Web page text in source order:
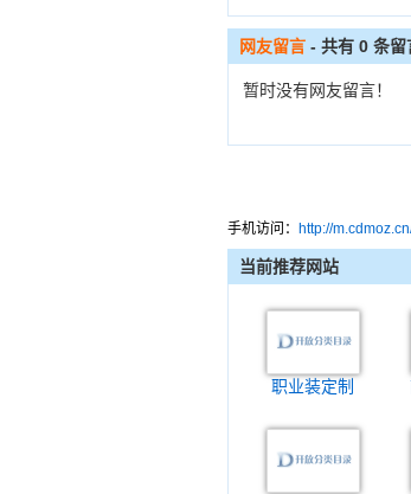
网友留言 - 共有 0 条留
暂时没有网友留言！
手机访问： http://
当前推荐网站
职业装定制